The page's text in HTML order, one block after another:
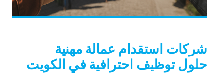
شركات استقدام عمالة مهنية
حلول توظيف احترافية في الكويت